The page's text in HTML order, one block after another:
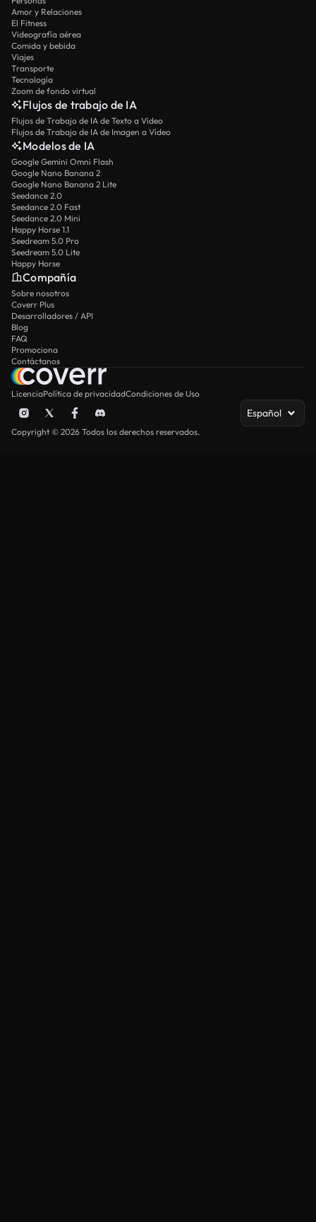
Amor y Relaciones
El Fitness
Videografía aérea
Comida y bebida
Viajes
Transporte
Tecnología
Zoom de fondo virtual
Flujos de trabajo de IA
Flujos de Trabajo de IA de Texto a Vídeo
Flujos de Trabajo de IA de Imagen a Vídeo
Modelos de IA
Google Gemini Omni Flash
Google Nano Banana 2
Google Nano Banana 2 Lite
Seedance 2.0
Seedance 2.0 Fast
Seedance 2.0 Mini
Happy Horse 1.1
Seedream 5.0 Pro
Seedream 5.0 Lite
Happy Horse
Compañía
Sobre nosotros
Coverr Plus
Desarrolladores / API
Blog
FAQ
Promociona
Contáctanos
LicenciaPolítica de privacidadCondiciones de Uso
Español
Copyright © 2026 Todos los derechos reservados.